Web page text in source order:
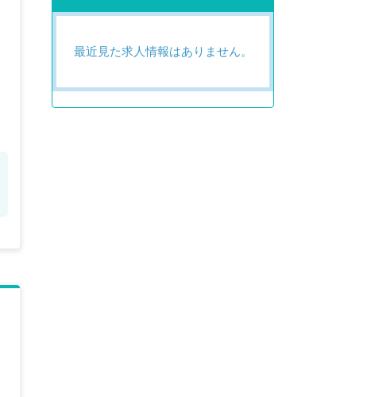
最近見た求人情報はありません。